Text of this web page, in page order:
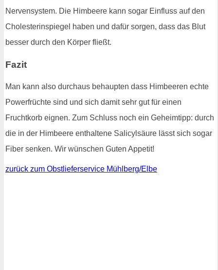
Nervensystem. Die Himbeere kann sogar Einfluss auf den
Cholesterinspiegel haben und dafür sorgen, dass das Blut
besser durch den Körper fließt.
Fazit
Man kann also durchaus behaupten dass Himbeeren echte
Powerfrüchte sind und sich damit sehr gut für einen
Fruchtkorb eignen. Zum Schluss noch ein Geheimtipp: durch
die in der Himbeere enthaltene Salicylsäure lässt sich sogar
Fiber senken. Wir wünschen Guten Appetit!
zurück zum Obstlieferservice Mühlberg/Elbe